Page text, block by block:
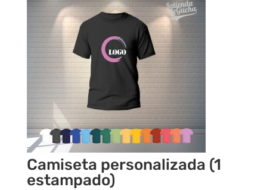
Camiseta personalizada (1
estampado)